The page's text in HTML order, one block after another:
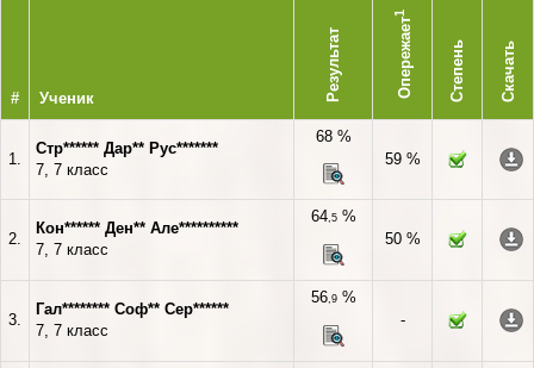
# Ученик Результат Опережает
1
Степень Скачать
1.
Стр****** Дар** Рус*******
7, 7 класс
68 %
59 %
2.
Кон****** Ден** Але**********
7, 7 класс
64,5%
50 %
3.
Гал******** Соф** Сер******
7, 7 класс
56,9%
-